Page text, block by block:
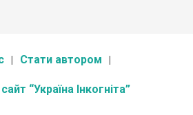
Стати автором
“Україна Інкогніта”